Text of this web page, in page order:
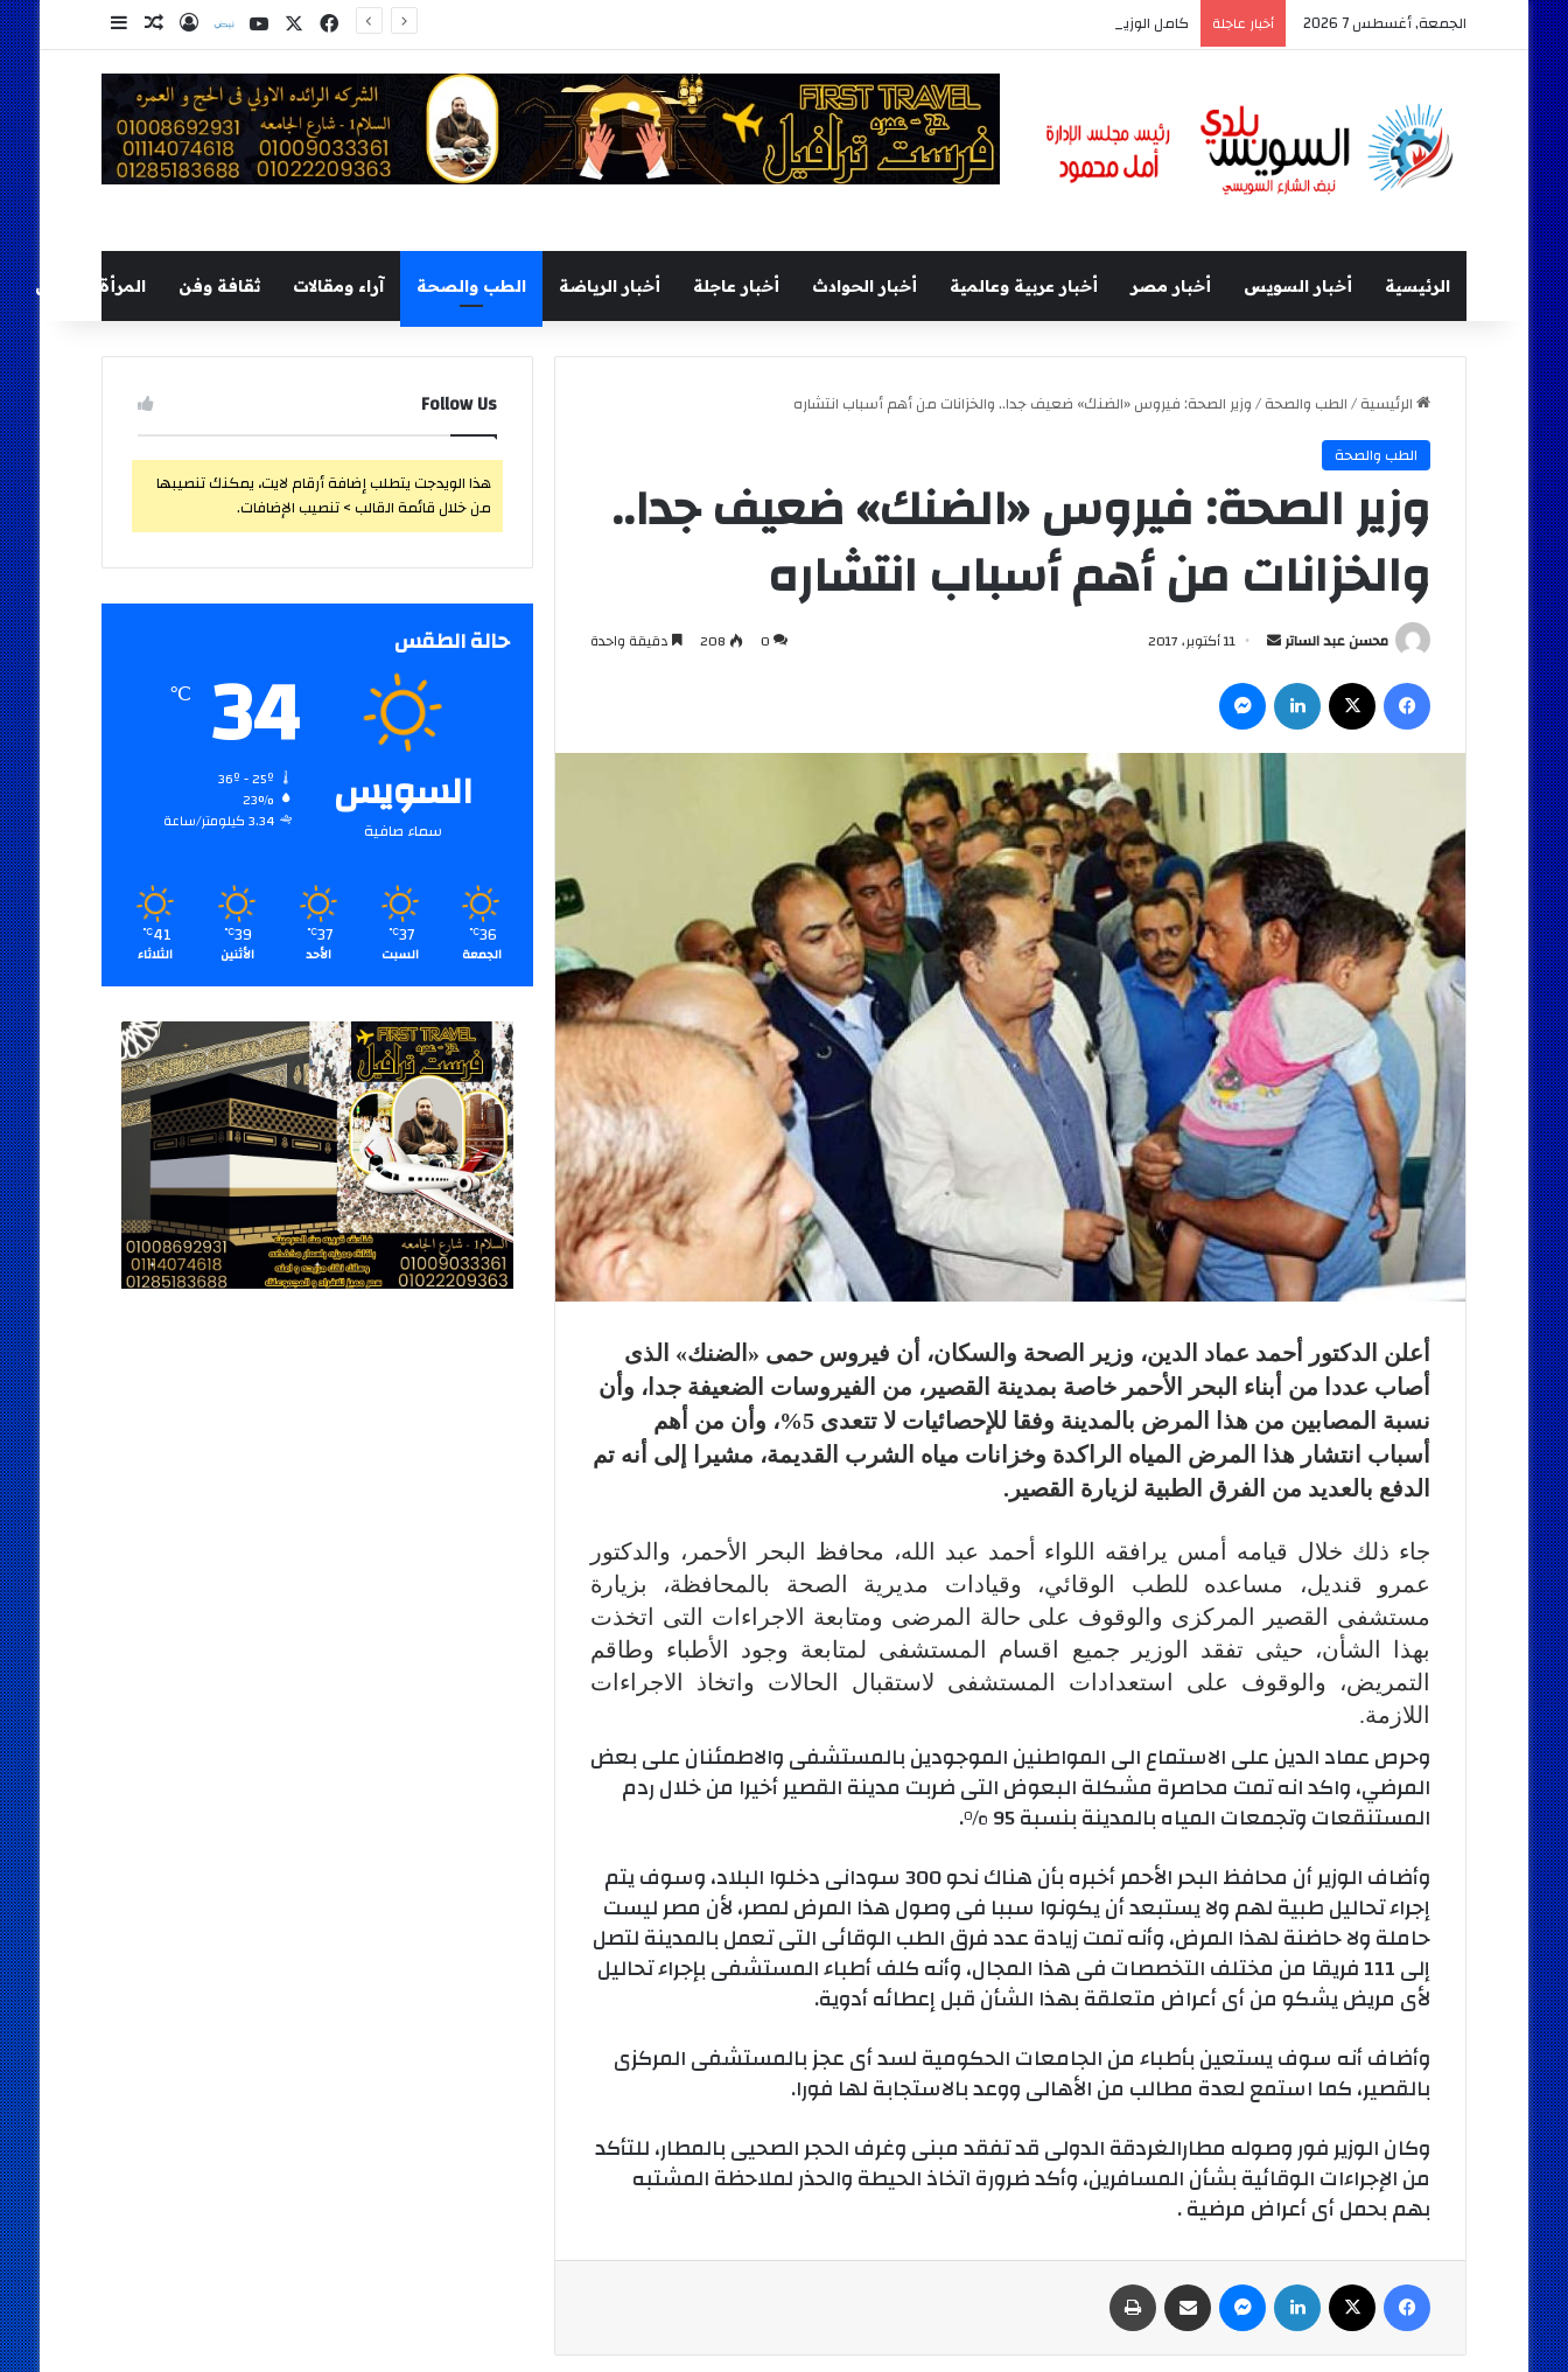
الجمعة, أغسطس 7 2026 أخبار عاجلة كامل الوزير وزير النقل يجري جولة تفقدية بميناء السخنة اليوم فيسبوك
‫X
‫YouTube
نلضتسجيل الدخول
مقال عشوائي
إضافة عمود
الرئيسية أخبار السويس أخبار مصر أخبار عربية وعالمية أخبار الحوادث أخبار عاجلة أخبار الرياضة الطب والصحة آراء ومقالات ثقافة وفن المرأة والطفل
الرئيسية/الطب والصحة/وزير الصحة: فيروس «الضنك» ضعيف جدا.. والخزانات من أهم أسباب انتشاره
الطب والصحة
وزير الصحة: فيروس «الضنك» ضعيف جدا..
والخزانات من أهم أسباب انتشاره
محسن عبد الساتر
أرسل
إلكترونيا
11 أكتوبر، 2017 0
208 دقيقة واحدة
فيسبوك لينكدإن
أعلن الدكتور أحمد عماد الدين، وزير الصحة والسكان، أن فيروس حمى «الضنك» الذى
أصاب عددا من أبناء البحر الأحمر خاصة بمدينة القصير، من الفيروسات الضعيفة جدا، وأن
نسبة المصابين من هذا المرض بالمدينة وفقا للإحصائيات لا تتعدى 5%، وأن من أهم
أسباب انتشار هذا المرض المياه الراكدة وخزانات مياه الشرب القديمة، مشيرا إلى أنه تم
الدفع بالعديد من الفرق الطبية لزيارة القصير.
جاء ذلك خلال قيامه أمس يرافقه اللواء أحمد عبد الله، محافظ البحر الأحمر، والدكتور
عمرو قنديل، مساعده للطب الوقائي، وقيادات مديرية الصحة بالمحافظة، بزيارة
مستشفى القصير المركزى والوقوف على حالة المرضى ومتابعة الاجراءات التى اتخذت
بهذا الشأن، حيثى تفقد الوزير جميع اقسام المستشفى لمتابعة وجود الأطباء وطاقم
التمريض، والوقوف على استعدادات المستشفى لاستقبال الحالات واتخاذ الاجراءات
اللازمة.
وحرص عماد الدين على الاستماع الى المواطنين الموجودين بالمستشفى والاطمئنان على بعض
المرضي، واكد انه تمت محاصرة مشكلة البعوض التى ضربت مدينة القصير أخيرا من خلال ردم
المستنقعات وتجمعات المياه بالمدينة بنسبة 95 %.
وأضاف الوزير أن محافظ البحر الأحمر أخبره بأن هناك نحو 300 سودانى دخلوا البلاد، وسوف يتم
إجراء تحاليل طبية لهم ولا يستبعد أن يكونوا سببا فى وصول هذا المرض لمصر، لأن مصر ليست
حاملة ولا حاضنة لهذا المرض، وأنه تمت زيادة عدد فرق الطب الوقائى التى تعمل بالمدينة لتصل
إلى 111 فريقا من مختلف التخصصات فى هذا المجال، وأنه كلف أطباء المستشفى بإجراء تحاليل
لأى مريض يشكو من أى أعراض متعلقة بهذا الشأن قبل إعطائه أدوية.
وأضاف أنه سوف يستعين بأطباء من الجامعات الحكومية لسد أى عجز بالمستشفى المركزى
بالقصير، كما استمع لعدة مطالب من الأهالى ووعد بالاستجابة لها فورا.
وكان الوزير فور وصوله مطارالغردقة الدولى قد تفقد مبنى وغرف الحجر الصحيى بالمطار، للتأكد
من الإجراءات الوقائية بشأن المسافرين، وأكد ضرورة اتخاذ الحيطة والحذر لملاحظة المشتبه
بهم بحمل أى أعراض مرضية .
فيسبوك لينكدإن ماسنجر مشاركة عبر البريد
Follow Us
هذا الويدجت يتطلب إضافة أرقام لايت، يمكنك تنصيبها
من خلال قائمة القالب > تنصيب الإضافات.
حالة الطقس
السويس
سماء صافية
34
℃
23%
3.34 كيلومتر/ساعة
36
℃
الجمعة
37
℃
السبت
37
℃
الأحد
39
℃
الأثنين
41
℃
الثلاثاء